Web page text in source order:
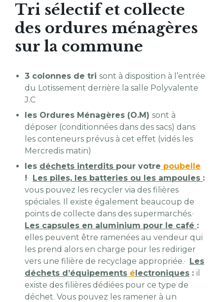
Tri sélectif et collecte
des ordures ménagères
sur la commune
3 colonnes de tri sont à disposition à l’entrée
du Lotissement derrière la salle Polyvalente
J.C
les Ordures Ménagères (O.M) sont à
déposer (conditionnées dans des sacs) dans
les conteneurs prévus à cet effet (vidés les
Mercredis matin)
les déchets interdits pour votre poubelle
!· Les piles, les batteries ou les ampoules :
vous pouvez les recycler via des filières
spéciales. Il existe également beaucoup de
points de collecte dans des supermarchés.·
Les capsules en aluminium pour le café :
elles peuvent être ramenées au vendeur qui
les prend alors en charge pour les rediriger
vers une filière de recyclage appropriée.· Les
déchets d’équipements électroniques : il
existe des filières dédiées pour ce type de
déchet. Vous pouvez les ramener à un